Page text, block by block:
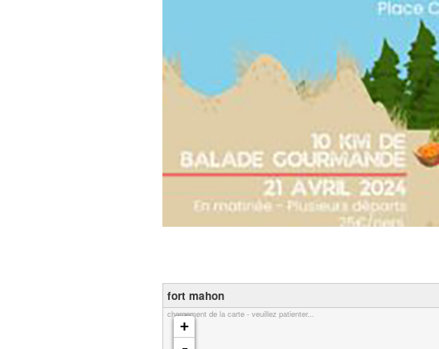
fort mahon
chargement de la carte - veuillez patienter...
+